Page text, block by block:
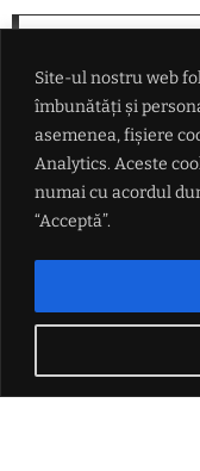
Site-ul nostru web
îmbunătăți și
asemenea, fișiere
Analytics. Aceste
numai cu acordul
“Acceptă”.
NOUTATI
Polițiștii din județul Iași
perioada 7-9 august
În pofida armistiţiului,